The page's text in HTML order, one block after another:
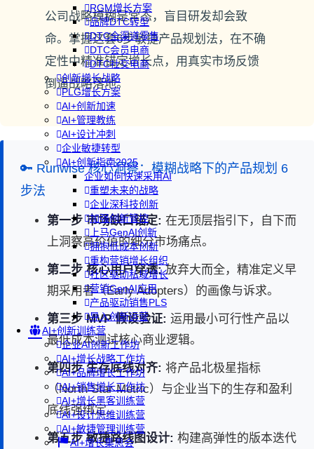
RGM增长方案
品牌DTC转型
DTC全渠道零售
DTC会员电商
DTC社交电商
创新增长战略
PLG增长方案
AI+创新加速
AI+管理教练
AI+设计冲刺
企业敏捷转型
AI+创新指南2025
企业如何快速采用AI
重塑未来的战略
企业深科技创新
加强创新管控
上马GenAI创新
拥抱低成本创新
重构营销增长组织
社区驱动私域增长
营销GenAI应用
产品驱动销售PLS
导入创新运营
AI+创新训练营
企业AI创新工作坊
AI+增长战略工作坊
AI+品牌增长工作坊
AI+销售增长工作坊
AI+增长黑客训练营
AI+设计思维训练营
AI+敏捷管理训练营
AI+增长集思会
公司战略模糊是常态，盲目研发却会致
命。掌握这套6步敏捷产品规划法，在不确
定性中精准锚定增长点，用真实市场反馈
倒逼战略落地。
🔑 Runwise 核心洞察：模糊战略下的产品规划 6
步法
第一步 市场缺口锚定: 在无顶层指引下，自下而
上洞察高价值的细分市场痛点。
第二步 核心用户穿透:放弃大而全，精准定义早
期采用者（Early Adopters）的画像与诉求。
第三步 MVP 假设验证: 运用最小可行性产品以
最低成本测试核心商业逻辑。
第四步 生存底线对齐: 将产品北极星指标
（North Star Metric）与企业当下的生存和盈利
底线强绑定。
第五步 敏捷路线图设计: 构建高弹性的版本迭代